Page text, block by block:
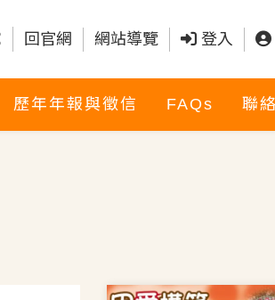
回官網 網站導覽 登入
歷年年報與徵信 FAQs 聯